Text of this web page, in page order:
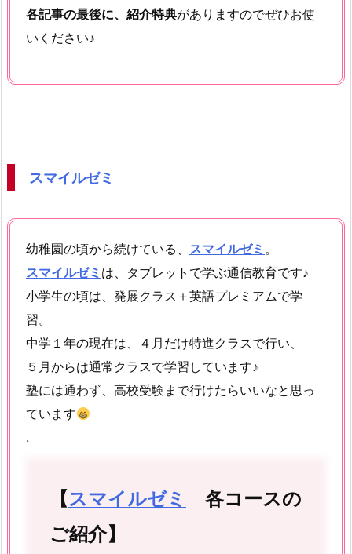
各記事の最後に、紹介特典がありますのでぜひお使
いください♪
スマイルゼミ
幼稚園の頃から続けている、 スマイルゼミ 。
スマイルゼミ は、タブレットで学ぶ通信教育です♪
小学生の頃は、発展クラス＋英語プレミアムで学
習。
中学１年の現在は、４月だけ特進クラスで行い、
５月からは通常クラスで学習しています♪
塾には通わず、高校受験まで行けたらいいなと思っ
ています
.
【スマイルゼミ
各コースの
ご紹介】